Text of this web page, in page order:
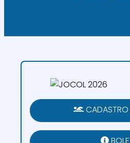
CADASTRO